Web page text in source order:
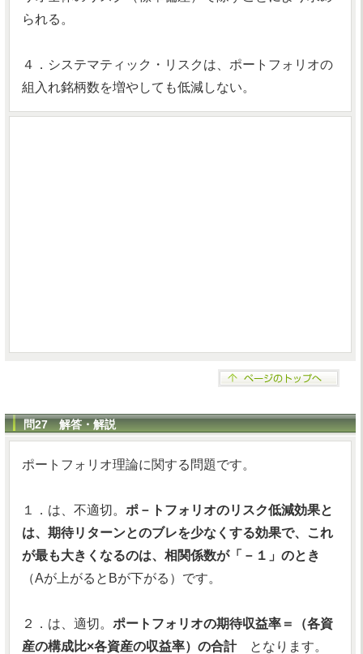
られる。
４．システマティック・リスクは、ポートフォリオの
組入れ銘柄数を増やしても低減しない。
問27 解答・解説
ポートフォリオ理論に関する問題です。
１．は、不適切。 ポ－トフォリオのリスク低減効果と
は、期待リターンとのブレを少なくする効果で、これ
が最も大きくなるのは、相関係数が「－１」のとき
（Aが上がるとBが下がる）です。
２．は、適切。 ポートフォリオの期待収益率＝（各資
産の構成比×各資産の収益率）の合計となります。